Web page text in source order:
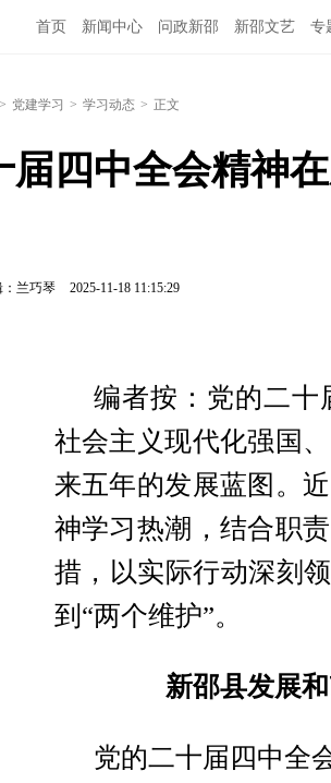
首页 新闻中心 问政新邵 新邵文艺 专
> 党建学习 > 学习动态 > 正文
届四中全会精神
：兰巧琴 2025-11-18 11:15:29
编者按：党的二十
社会主义现代化强国
来五年的发展蓝图 。近
神学习热潮 ， 结合职
措 ， 以实际行动深刻
到“两个维护”。
新邵县发展
党的二十届四中全